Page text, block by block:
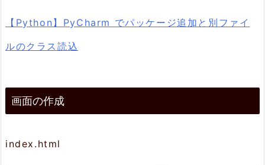
5.
起
て
る
【Python】PyCharm でパッケージ追加と別ファイ
ルのクラス読込
画面の作成
index.html